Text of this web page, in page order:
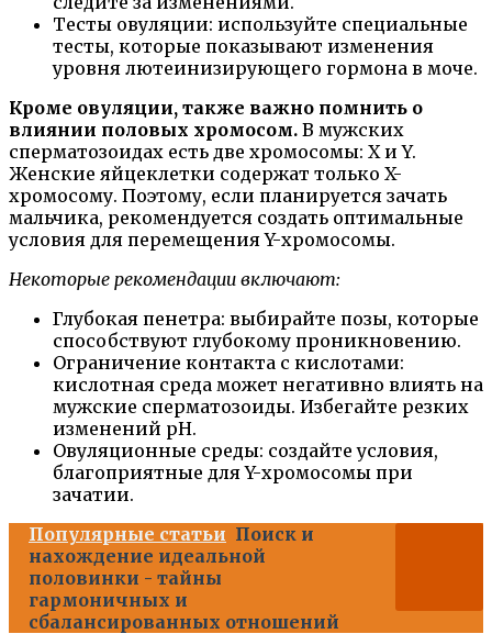
Тесты овуляции: используйте специальные
тесты, которые показывают изменения
уровня лютеинизирующего гормона в моче.
Кроме овуляции, также важно помнить о
влиянии половых хромосом. В мужских
сперматозоидах есть две хромосомы: X и Y.
Женские яйцеклетки содержат только X-
хромосому. Поэтому, если планируется зачать
мальчика, рекомендуется создать оптимальные
условия для перемещения Y-хромосомы.
Некоторые рекомендации включают:
Глубокая пенетра: выбирайте позы, которые
способствуют глубокому проникновению.
Ограничение контакта с кислотами:
кислотная среда может негативно влиять на
мужские сперматозоиды. Избегайте резких
изменений pH.
Овуляционные среды: создайте условия,
благоприятные для Y-хромосомы при
зачатии.
Популярные статьи Поиск и
нахождение идеальной
половинки - тайны
гармоничных и
сбалансированных отношений